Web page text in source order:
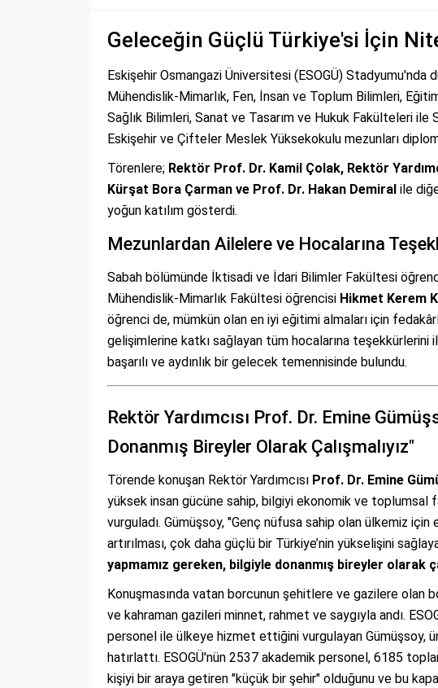
Geleceğin Güçlü Türkiye'si İçin
Eskişehir Osmangazi Üniversitesi (ESOGÜ)
Mühendislik-Mimarlık, Fen, İnsan ve Toplum Bilimleri,
Sağlık Bilimleri, Sanat ve Tasarım ve Hukuk Fakülteleri ile
Eskişehir ve Çifteler Meslek Yüksekokulu mezunları
Törenlere; Rektör Prof. Dr. Kamil Çolak, Rektör
Kürşat Bora Çarman ve Prof. Dr. Hakan Demiral ile
yoğun katılım gösterdi.
Mezunlardan Ailelere ve Hocalarına
Sabah bölümünde İktisadi ve İdari Bilimler Fakültesi
Mühendislik-Mimarlık Fakültesi öğrencisi Hikmet Kerem
öğrenci de, mümkün olan en iyi eğitimi almaları için
gelişimlerine katkı sağlayan tüm hocalarına
başarılı ve aydınlık bir gelecek temennisinde bulundu.
Rektör Yardımcısı Prof. Dr. Emine
Donanmış Bireyler Olarak Çalışmalıyız"
Törende konuşan Rektör Yardımcısı Prof. Dr. Emine
yüksek insan gücüne sahip, bilgiyi ekonomik ve toplumsal
vurguladı. Gümüşsoy, "Genç nüfusa sahip olan ülkemiz
artırılması, çok daha güçlü bir Türkiye’nin yükselişini
yapmamız gereken, bilgiyle donanmış bireyler olarak
Konuşmasında vatan borcunun şehitlere ve gazilere olan
ve kahraman gazileri minnet, rahmet ve saygıyla andı.
personel ile ülkeye hizmet ettiğini vurgulayan Gümüşsoy,
hatırlattı. ESOGÜ'nün 2537 akademik personel, 6185
kişiyi bir araya getiren "küçük bir şehir" olduğunu ve bu